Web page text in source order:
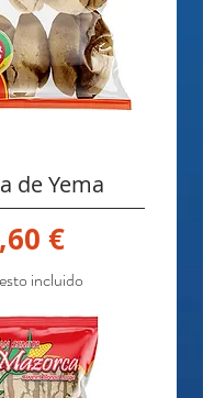
de Yema
Precio
€
incluido